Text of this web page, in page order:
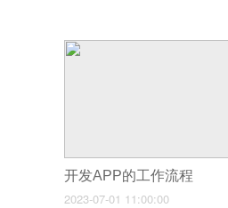
开发APP的工作流程
2023-07-01 11:00:00